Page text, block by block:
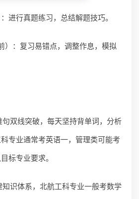
进行真题练习，总结解题技巧。
）：复习易错点，调整作息，模拟
双线突破，每天坚持背单词，分析
专业通常考英语一，管理类可能考
标专业要求。
识体系，北航工科专业一般考数学